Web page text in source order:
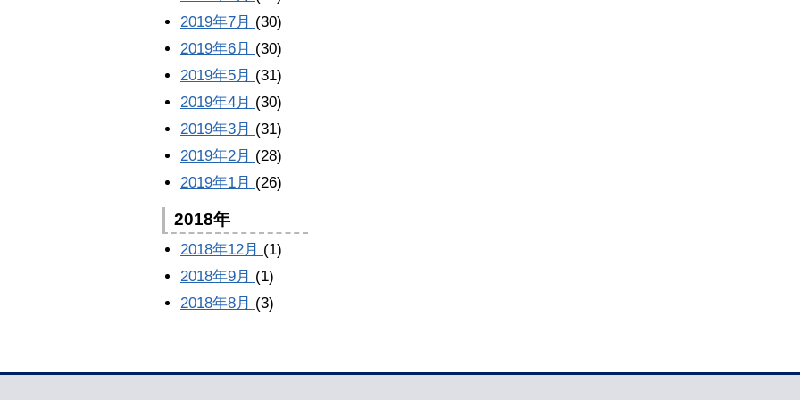
2019年7月 (30)
2019年6月 (30)
2019年5月 (31)
2019年4月 (30)
2019年3月 (31)
2019年2月 (28)
2019年1月 (26)
2018年
2018年12月 (1)
2018年9月 (1)
2018年8月 (3)